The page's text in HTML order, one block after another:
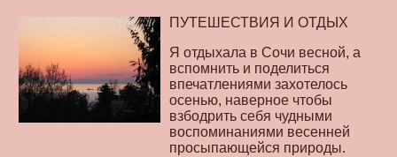
ПУТЕШЕСТВИЯ И ОТДЫХ
Я отдыхала в Сочи весной, а
вспомнить и поделиться
впечатлениями захотелось
осенью, наверное чтобы
взбодрить себя чудными
воспоминаниями весенней
просыпающейся природы.